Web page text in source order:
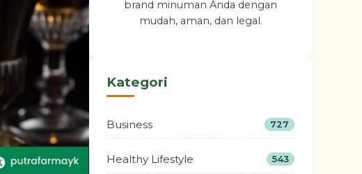
brand minuman Anda dengan
mudah, aman, dan legal.
Kategori
Business 727
Healthy Lifestyle 543